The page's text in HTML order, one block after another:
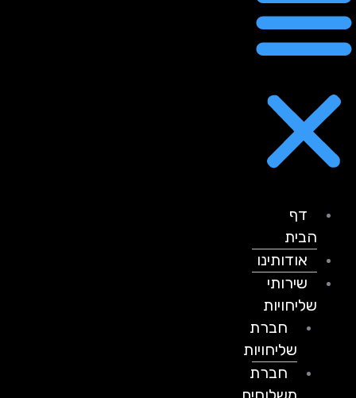
דף
הבית
אודותינו
שירותי
שליחויות
חברת
שליחויות
חברת